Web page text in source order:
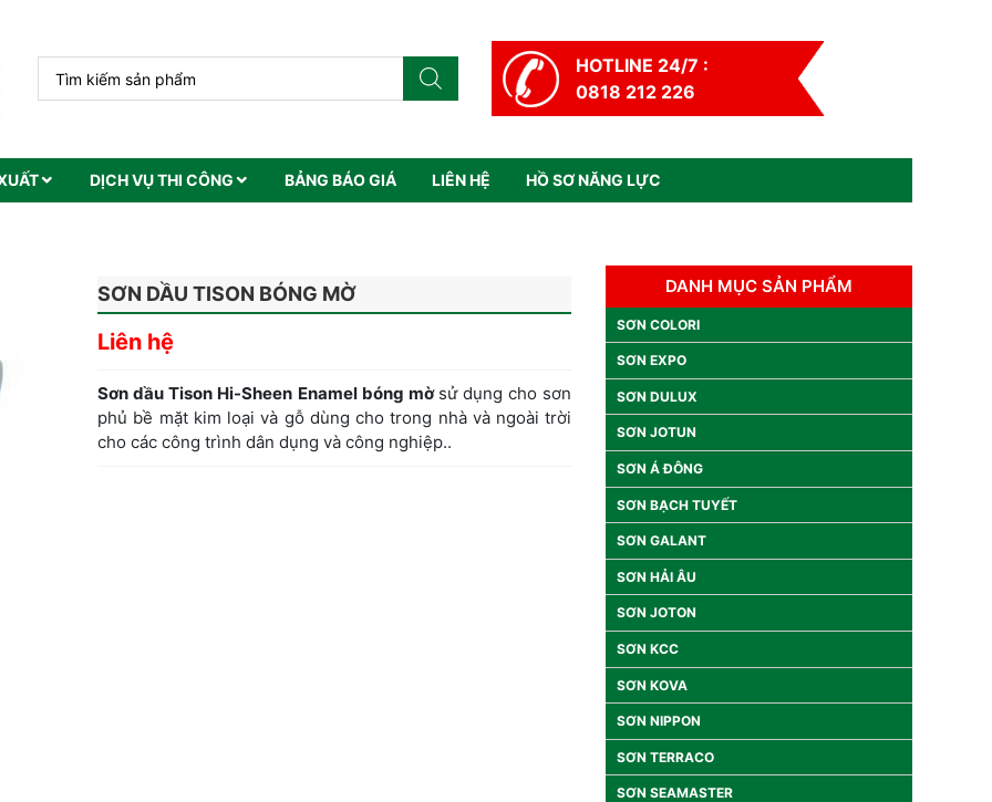
HOTLINE 24/7 :
0818 212 226
DỊCH VỤ THI CÔNG BẢNG BÁO GIÁ LIÊN HỆ HỒ SƠ NĂNG LỰC
SƠN DẦU TISON BÓNG MỜ
Liên hệ
Sơn dầu Tison Hi-Sheen Enamel bóng mờ sử dụng cho sơn
phủ bề mặt kim loại và gỗ dùng cho trong nhà và ngoài trời
cho các công trình dân dụng và công nghiệp..
DANH MỤC SẢN PHẨM
SƠN COLORI
SƠN EXPO
SƠN DULUX
SƠN JOTUN
SƠN Á ĐÔNG
SƠN BẠCH TUYẾT
SƠN GALANT
SƠN HẢI ÂU
SƠN JOTON
SƠN KCC
SƠN KOVA
SƠN NIPPON
SƠN TERRACO
SƠN SEAMASTER